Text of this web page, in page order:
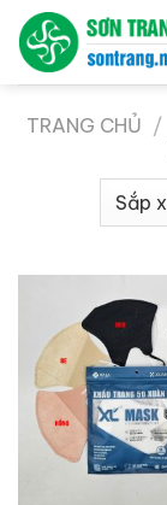
qua
TRANG CHỦ /